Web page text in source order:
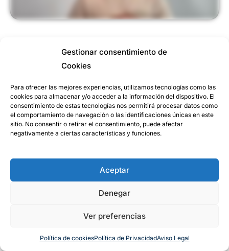
Gestionar consentimiento de
Cookies
Para ofrecer las mejores experiencias, utilizamos tecnologías como las
cookies para almacenar y/o acceder a la información del dispositivo. El
consentimiento de estas tecnologías nos permitirá procesar datos como
el comportamiento de navegación o las identificaciones únicas en este
sitio. No consentir o retirar el consentimiento, puede afectar
negativamente a ciertas características y funciones.
Aceptar
Denegar
Ver preferencias
Política de cookiesPolítica de PrivacidadAviso Legal